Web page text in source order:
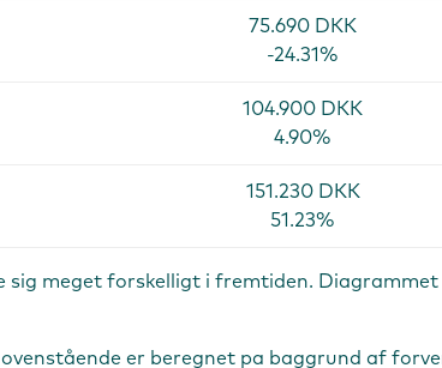
75.690 DKK
-24.31%
104.900 DKK
4.90%
151.230 DKK
51.23%
sig meget forskelligt i fremtiden.
er beregnet pa baggrund af